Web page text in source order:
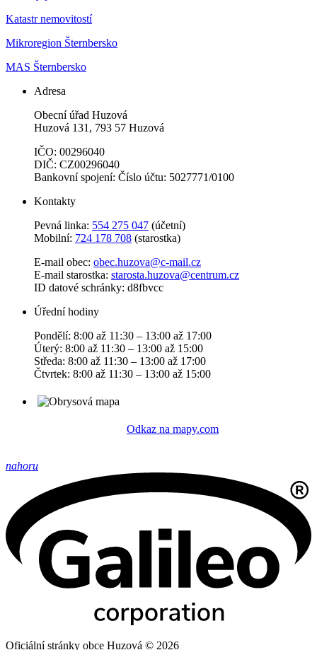
Katastr nemovitostí
Mikroregion Šternbersko
MAS Šternbersko
Adresa
Obecní úřad Huzová
Huzová 131, 793 57 Huzová
IČO: 00296040
DIČ: CZ00296040
Bankovní spojení: Číslo účtu: 5027771/0100
Kontakty
Pevná linka: 554 275 047 (účetní)
Mobilní: 724 178 708 (starostka)
E-mail obec: obec.huzova@c-mail.cz
E-mail starostka: starosta.huzova@centrum.cz
ID datové schránky: d8fbvcc
Úřední hodiny
Pondělí: 8:00 až 11:30 – 13:00 až 17:00
Úterý: 8:00 až 11:30 – 13:00 až 15:00
Středa: 8:00 až 11:30 – 13:00 až 17:00
Čtvrtek: 8:00 až 11:30 – 13:00 až 15:00
Odkaz na mapy.com
nahoru
Oficiální stránky obce Huzová © 2026